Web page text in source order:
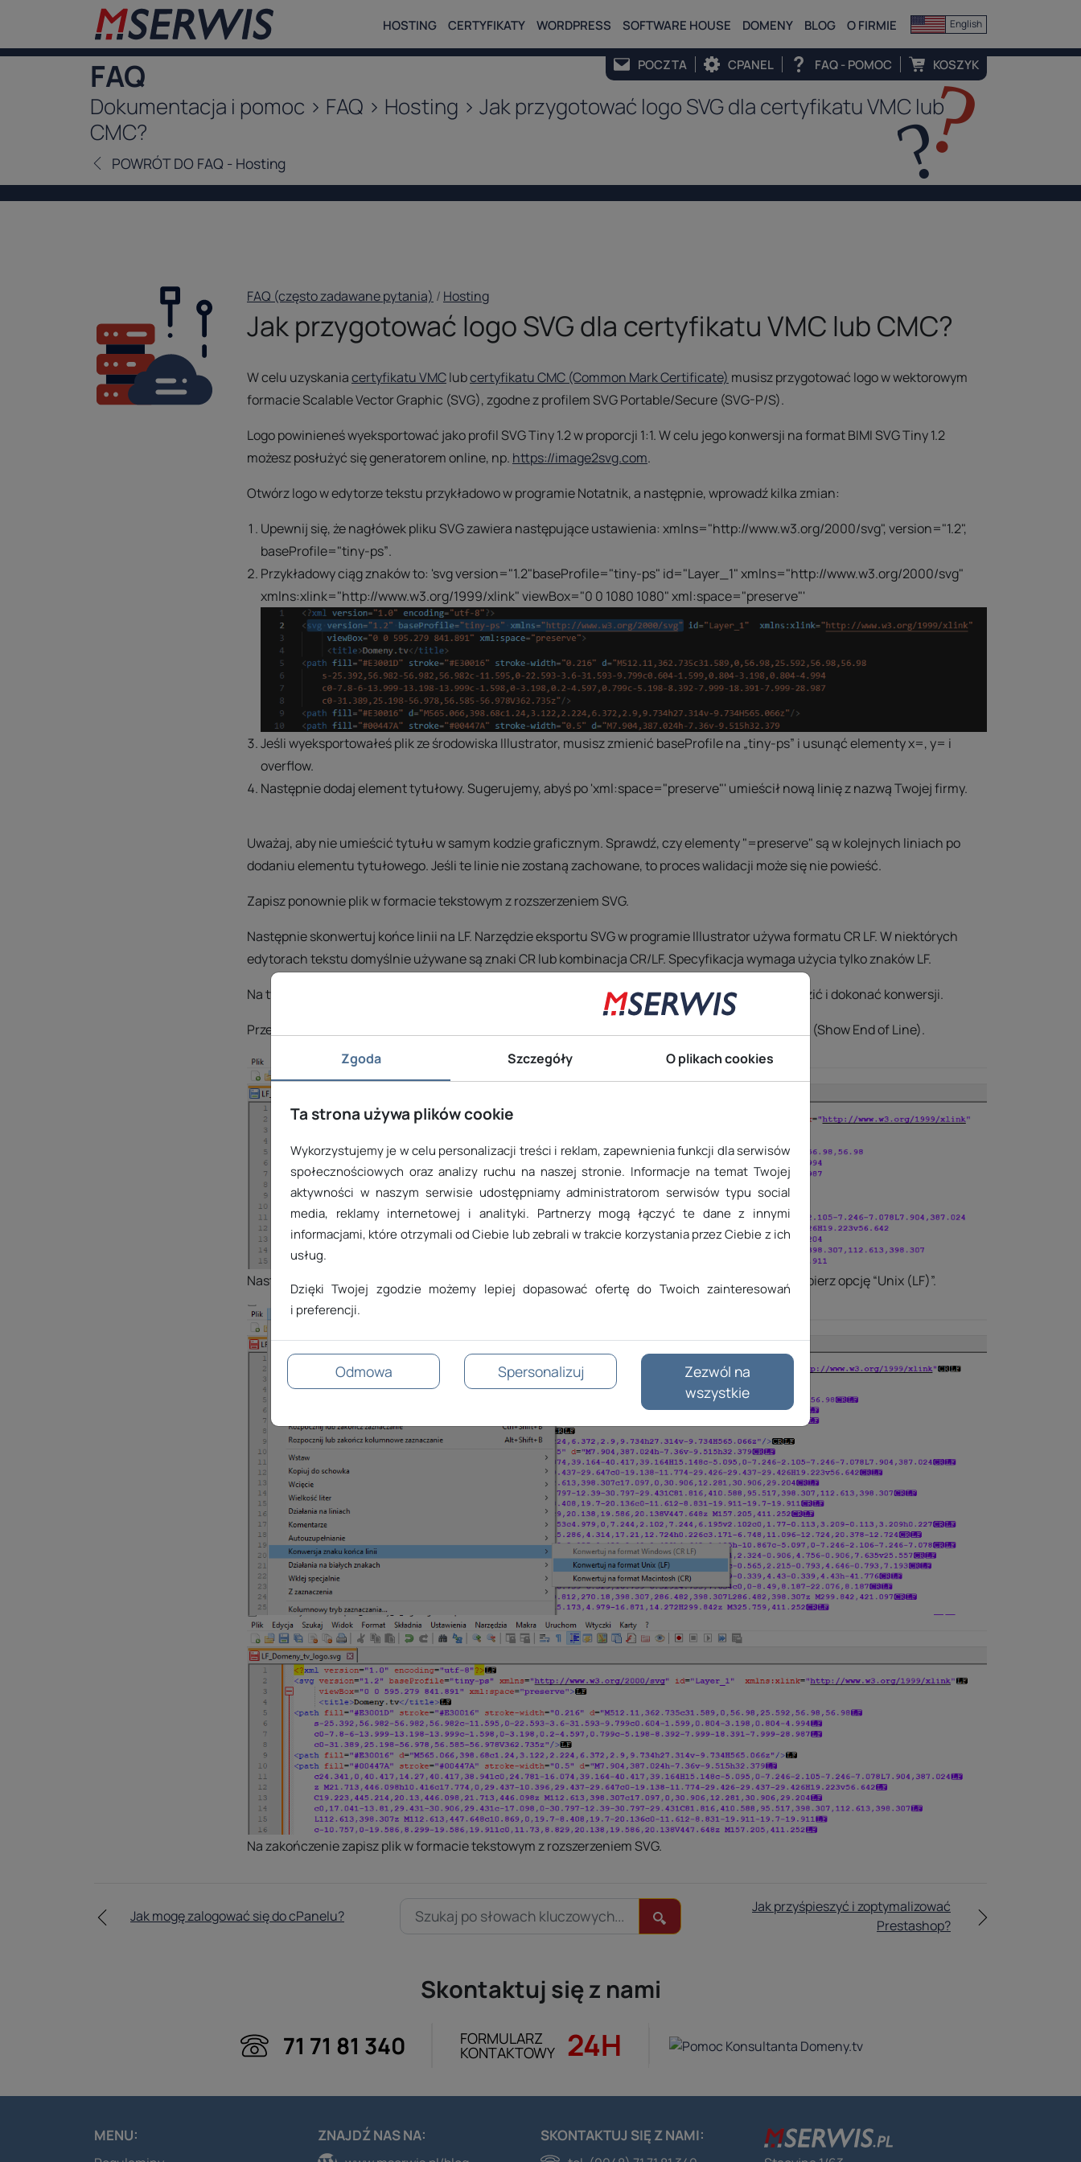
HOSTING CERTYFIKATY WORDPRESS SOFTWARE HOUSE DOMENY BLOG O FIRMIE
POCZTA CPANEL FAQ - POMOC KOSZYK
English
FAQ
Dokumentacja i pomoc > FAQ > Hosting > Jak przygotować logo SVG dla certyfikatu VMC lub
CMC?
POWRÓT DO FAQ - Hosting
FAQ (często zadawane pytania) / Hosting
Jak przygotować logo SVG dla certyfikatu VMC lub CMC?
W celu uzyskaniacertyfikatu VMClubcertyfikatu CMC (Common Mark Certificate) musisz przygotować logo w wektorowym
formacie Scalable Vector Graphic (SVG), zgodne z profilem SVG Portable/Secure (SVG-P/S).
Logo powinieneś wyeksportować jako profil SVG Tiny 1.2 w proporcji 1:1. W celu jego konwersji na format BIMI SVG Tiny 1.2
możesz posłużyć się generatorem online, np. https://image2svg.com.
Otwórz logo w edytorze tekstu przykładowo w programie Notatnik, a następnie, wprowadź kilka zmian:
Upewnij się, że nagłówek pliku SVG zawiera następujące ustawienia: xmlns="http://www.w3.org/2000/svg", version="1.2",
baseProfile="tiny-ps”.
Przykładowy ciąg znaków to: 'svg version="1.2"baseProfile="tiny-ps" id="Layer_1" xmlns="http://www.w3.org/2000/svg"
xmlns:xlink="http://www.w3.org/1999/xlink" viewBox="0 0 1080 1080" xml:space="preserve"'
Jeśli wyeksportowałeś plik ze środowiska Illustrator, musisz zmienić baseProfile na „tiny-ps” i usunąć elementy x=, y= i
overflow.
Następnie dodaj element tytułowy. Sugerujemy, abyś po'xml:space="preserve"' umieścił nową linię z nazwą Twojej firmy.
Uważaj, aby nie umieścić tytułu w samym kodzie graficznym. Sprawdź, czy elementy"=preserve" są w kolejnych liniach po
dodaniu elementu tytułowego. Jeśli te linie nie zostaną zachowane, to proces walidacji może się nie powieść.
Zapisz ponownie plik w formacie tekstowym z rozszerzeniem SVG.
Następnie skonwertuj końce linii na LF. Narzędzie eksportu SVG w programie Illustrator używa formatu CR LF. W niektórych
edytorach tekstu domyślnie używane są znaki CR lub kombinacja CR/LF. Specyfikacja wymaga użycia tylko znaków LF.
Na tym etapie możesz skorzystać z darmowego edytora tekstu Notepad++, aby wizualnie sprawdzić i dokonać konwersji.
Przejdź do menu „Widok” (View) > „Niewidoczne znaki” (Show Symbol) > „Pokaż znaki końca linii” (Show End of Line).
Następnie przejdź do menu „Edycja” (Edit) > „Konwersja znaku końca linii” (EOL Conversion) i wybierz opcję “Unix (LF)”.
Na zakończenie zapisz plik w formacie tekstowym z rozszerzeniem SVG.
Jak mogę zalogować się do cPanelu?
Jak przyśpieszyć i zoptymalizować
Prestashop?
Skontaktuj się z nami
71 71 81 340 FORMULARZ
KONTAKTOWY 24H
MENU: ZNAJDŹ NAS NA: SKONTAKTUJ SIĘ Z NAMI:
Zgoda Szczegóły O plikach cookies
Ta strona używa plików cookie
Wykorzystujemy je w celu personalizacji treści i reklam, zapewnienia funkcji dla serwisów
społecznościowych oraz analizy ruchu na naszej stronie. Informacje na temat Twojej
aktywności w naszym serwisie udostępniamy administratorom serwisów typu social
media, reklamy internetowej i analityki. Partnerzy mogą łączyć te dane z innymi
informacjami, które otrzymali od Ciebie lub zebrali w trakcie korzystania przez Ciebie z ich
usług.
Dzięki Twojej zgodzie możemy lepiej dopasować ofertę do Twoich zainteresowań
i preferencji.
Odmowa Spersonalizuj
Zezwól na
wszystkie